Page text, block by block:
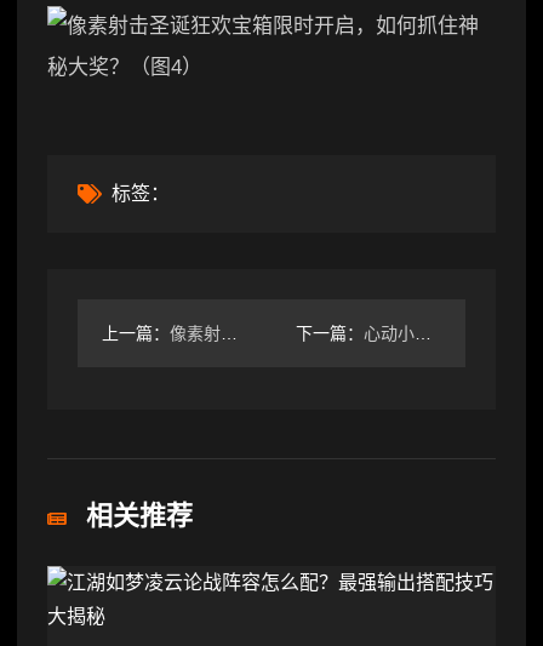
标签：
上一篇： 像素射击圣诞福利来袭：每日登录赢限定奖励+幸运积分！ 下一篇： 心动小镇官方礼包码长期更新合集
相关推荐